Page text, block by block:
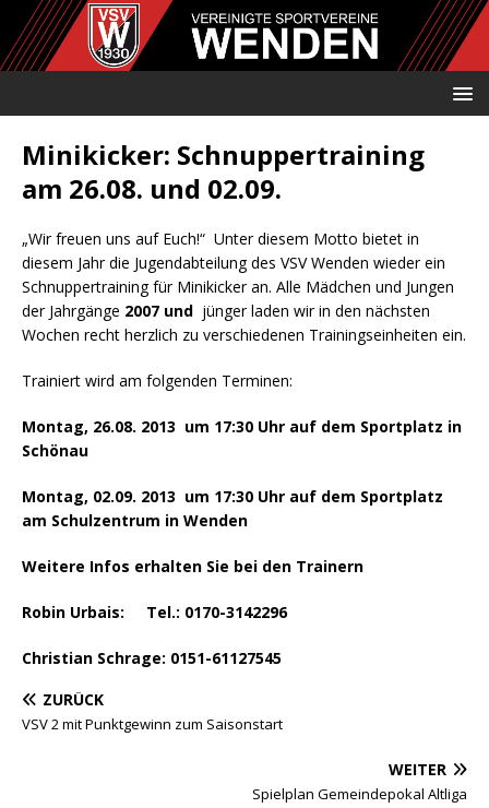
Minikicker: Schnuppertraining
am 26.08. und 02.09.
„Wir freuen uns auf Euch!“ Unter diesem Motto bietet in
diesem Jahr die Jugendabteilung des VSV Wenden wieder ein
Schnuppertraining für Minikicker an. Alle Mädchen und Jungen
der Jahrgänge 2007 und jünger laden wir in den nächsten
Wochen recht herzlich zu verschiedenen Trainingseinheiten ein.
Trainiert wird am folgenden Terminen:
Montag, 26.08. 2013 um 17:30 Uhr auf dem Sportplatz in
Schönau
Montag, 02.09. 2013 um 17:30 Uhr auf dem Sportplatz
am Schulzentrum in Wenden
Weitere Infos erhalten Sie bei den Trainern
Robin Urbais: Tel.: 0170-3142296
Christian Schrage: 0151-61127545
ZURÜCK
VSV 2 mit Punktgewinn zum Saisonstart
WEITER
Spielplan Gemeindepokal Altliga